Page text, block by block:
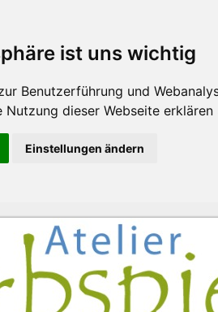
ist uns wichtig
Benutzerführung und
Nutzung dieser Webseite
Einstellungen ändern